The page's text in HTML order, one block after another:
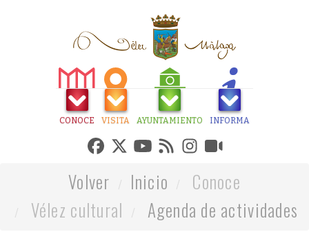
CONOCE VISITA AYUNTAMIENTO INFORMA
Volver Inicio
Conoce
Vélez cultural
Agenda de actividades